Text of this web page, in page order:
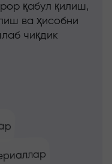
қабул қилиш,
ва ҳисобни
чиқдик